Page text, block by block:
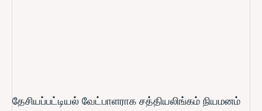
தேசியப்பட்டியல் வேட்பாளராக சத்தியலிங்கம் நியமனம்